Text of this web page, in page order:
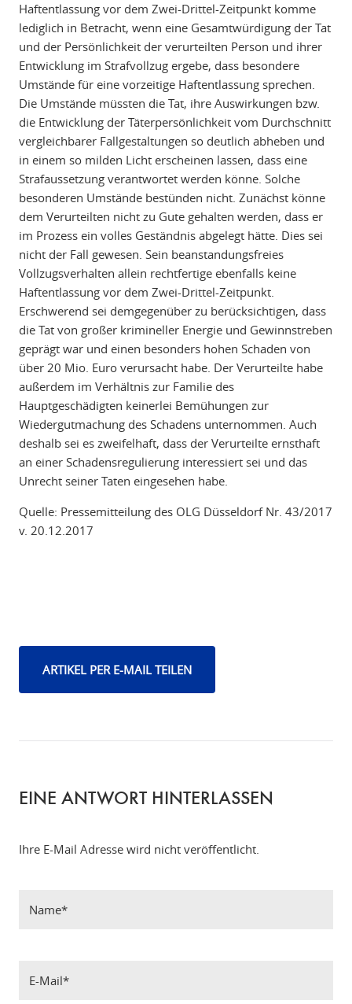
Haftentlassung vor dem Zwei-Drittel-Zeitpunkt komme
lediglich in Betracht, wenn eine Gesamtwürdigung der Tat
und der Persönlichkeit der verurteilten Person und ihrer
Entwicklung im Strafvollzug ergebe, dass besondere
Umstände für eine vorzeitige Haftentlassung sprechen.
Die Umstände müssten die Tat, ihre Auswirkungen bzw.
die Entwicklung der Täterpersönlichkeit vom Durchschnitt
vergleichbarer Fallgestaltungen so deutlich abheben und
in einem so milden Licht erscheinen lassen, dass eine
Strafaussetzung verantwortet werden könne. Solche
besonderen Umstände bestünden nicht. Zunächst könne
dem Verurteilten nicht zu Gute gehalten werden, dass er
im Prozess ein volles Geständnis abgelegt hätte. Dies sei
nicht der Fall gewesen. Sein beanstandungsfreies
Vollzugsverhalten allein rechtfertige ebenfalls keine
Haftentlassung vor dem Zwei-Drittel-Zeitpunkt.
Erschwerend sei demgegenüber zu berücksichtigen, dass
die Tat von großer krimineller Energie und Gewinnstreben
geprägt war und einen besonders hohen Schaden von
über 20 Mio. Euro verursacht habe. Der Verurteilte habe
außerdem im Verhältnis zur Familie des
Hauptgeschädigten keinerlei Bemühungen zur
Wiedergutmachung des Schadens unternommen. Auch
deshalb sei es zweifelhaft, dass der Verurteilte ernsthaft
an einer Schadensregulierung interessiert sei und das
Unrecht seiner Taten eingesehen habe.
Quelle: Pressemitteilung des OLG Düsseldorf Nr. 43/2017
v. 20.12.2017
ARTIKEL PER E-MAIL TEILEN
EINE ANTWORT HINTERLASSEN
Ihre E-Mail Adresse wird nicht veröffentlicht.